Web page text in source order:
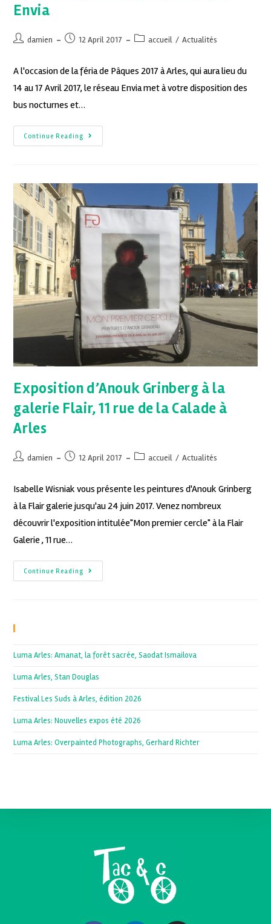
Envia
damien 12 April 2017 accueil / Actualités
A l'occasion de la féria de Pâques 2017 à Arles, qui aura lieu du
14 au 17 Avril 2017, le réseau Envia met à votre disposition des
bus nocturnes et…
Continue Reading
Exposition d’Anouk Grinberg à la
galerie Flair, 11 rue de la Calade à
Arles
damien 12 April 2017 accueil / Actualités
Isabelle Wisniak vous présente les peintures d'Anouk Grinberg
à la Flair galerie jusqu'au 24 juin 2017. Venez nombreux
découvrir l'exposition intitulée"Mon premier cercle" à la Flair
Galerie , 11 rue…
Continue Reading
Luma Arles: Amanat, la forêt sacrée, Saodat Ismailova
Luma Arles, Stan Douglas
Festival Les Suds à Arles, édition 2026
Luma Arles: Nouvelles expos été 2026
Luma Arles: Overpainted Photographs, Gerhard Richter